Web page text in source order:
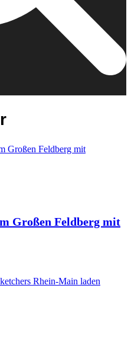
Großen Feldberg mit